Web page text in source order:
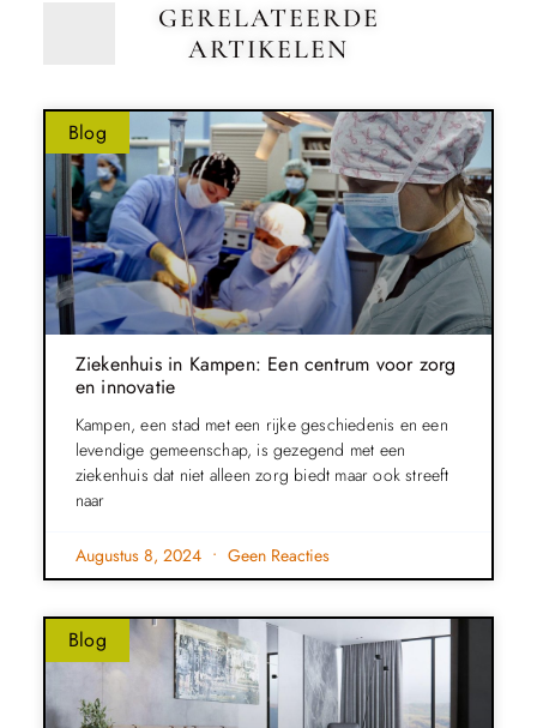
GERELATEERDE
ARTIKELEN
Blog
Ziekenhuis in Kampen: Een centrum voor zorg
en innovatie
Kampen, een stad met een rijke geschiedenis en een
levendige gemeenschap, is gezegend met een
ziekenhuis dat niet alleen zorg biedt maar ook streeft
naar
Augustus 8, 2024 Geen Reacties
Blog